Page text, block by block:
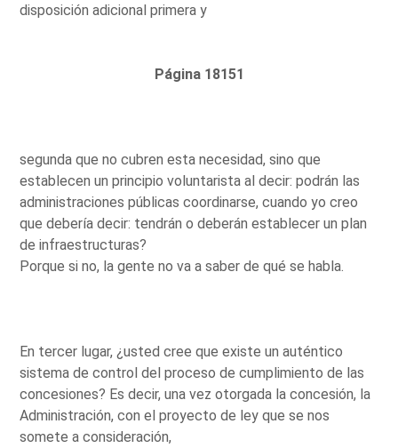
disposición adicional primera y
Página 18151
segunda que no cubren esta necesidad, sino que
establecen un principio voluntarista al decir: podrán las
administraciones públicas coordinarse, cuando yo creo
que debería decir: tendrán o deberán establecer un plan
de infraestructuras?
Porque si no, la gente no va a saber de qué se habla.
En tercer lugar, ¿usted cree que existe un auténtico
sistema de control del proceso de cumplimiento de las
concesiones? Es decir, una vez otorgada la concesión, la
Administración, con el proyecto de ley que se nos
somete a consideración,